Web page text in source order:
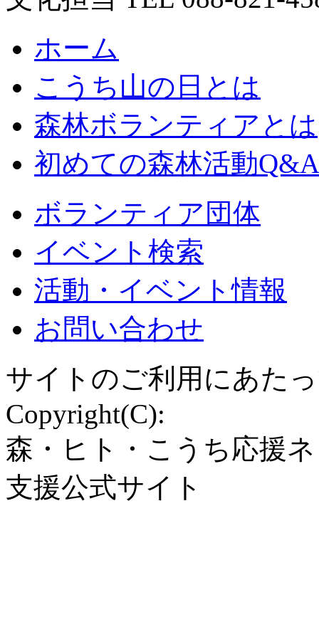
ホーム
こうち山の日とは
森林ボランティアとは
初めての森林活動Q&A
ボランティア団体
イベント検索
活動・イベント情報
お問い合わせ
サイトのご利用にあた
Copyright(C):
森・ヒト・こうち応援
支援公式サイト